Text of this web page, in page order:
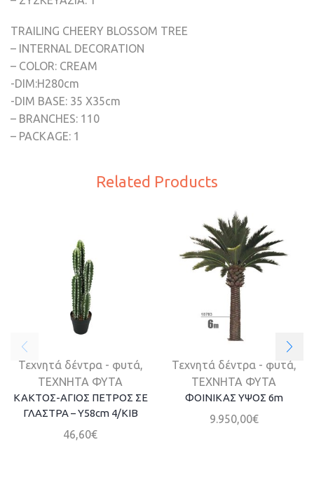
TRAILING CHEERY BLOSSOM TREE
– INTERNAL DECORATION
– COLOR: CREAM
-DIM:H280cm
-DIM BASE: 35 X35cm
– BRANCHES: 110
– PACKAGE: 1
Related Products
Τεχνητά δέντρα - φυτά,
ΤΕΧΝΗΤΑ ΦΥΤΑ
ΚΑΚΤΟΣ-ΑΓΙΟΣ ΠΕΤΡΟΣ ΣΕ
ΓΛΑΣΤΡΑ – Υ58cm 4/ΚΙΒ
46,60€
Τεχνητά δέντρα - φυτά,
ΤΕΧΝΗΤΑ ΦΥΤΑ
ΦΟΙΝΙΚΑΣ ΥΨΟΣ 6m
9.950,00€